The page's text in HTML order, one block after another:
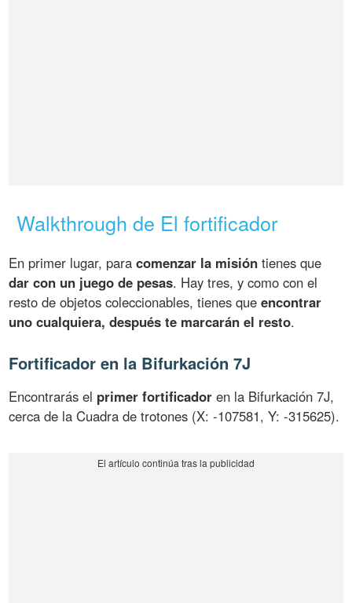
Walkthrough de El fortificador
En primer lugar, paracomenzar la misión tienes que
dar con un juego de pesas. Hay tres, y como con el
resto de objetos coleccionables, tienes queencontrar
uno cualquiera, después te marcarán el resto.
Fortificador en la Bifurkación 7J
Encontrarás el primer fortificador en la Bifurkación 7J,
cerca de la Cuadra de trotones (X: -107581, Y: -315625).